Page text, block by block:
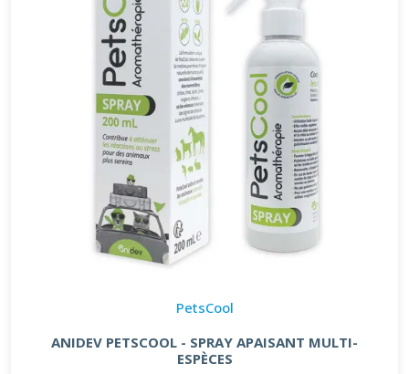
PetsCool
ANIDEV PETSCOOL - SPRAY APAISANT MULTI-
ESPÈCES